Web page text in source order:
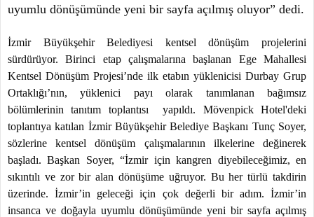
uyumlu dönüşümünde yeni bir sayfa açılmış oluyor” dedi.
İzmir Büyükşehir Belediyesi kentsel dönüşüm projelerini
sürdürüyor. Birinci etap çalışmalarına başlanan Ege Mahallesi
Kentsel Dönüşüm Projesi’nde ilk etabın yüklenicisi Durbay Grup
Ortaklığı’nın, yüklenici payı olarak tanımlanan bağımsız
bölümlerinin tanıtım toplantısı yapıldı. Mövenpick Hotel'deki
toplantıya katılan İzmir Büyükşehir Belediye Başkanı Tunç Soyer,
sözlerine kentsel dönüşüm çalışmalarının ilkelerine değinerek
başladı. Başkan Soyer, “İzmir için kangren diyebileceğimiz, en
sıkıntılı ve zor bir alan dönüşüme uğruyor. Bu her türlü takdirin
üzerinde. İzmir’in geleceği için çok değerli bir adım. İzmir’in
insanca ve doğayla uyumlu dönüşümünde yeni bir sayfa açılmış